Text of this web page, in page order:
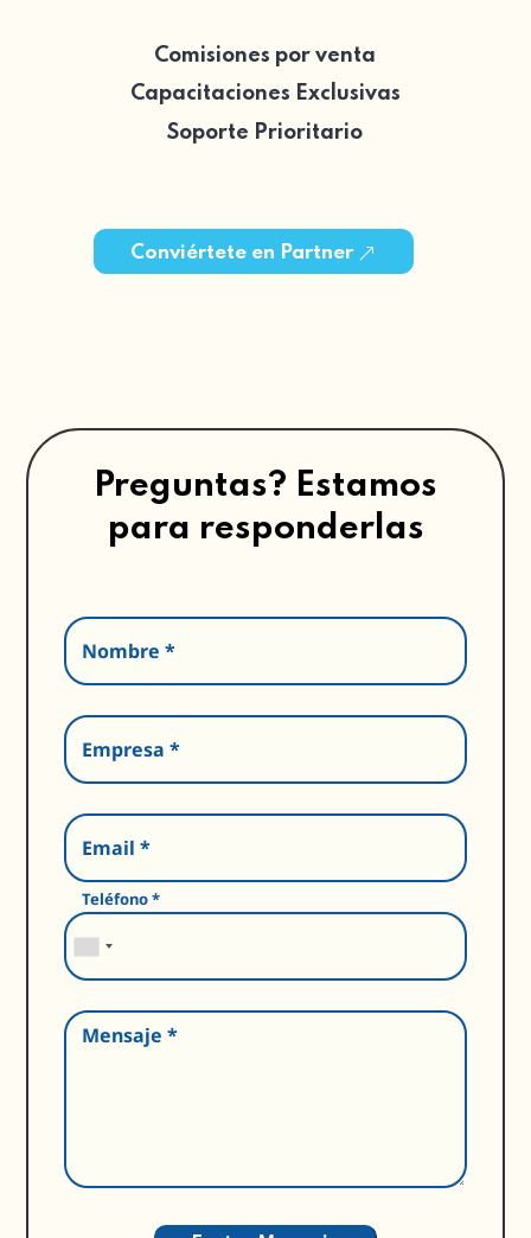
Comisiones por venta
Capacitaciones Exclusivas
Soporte Prioritario
Conviértete en Partner
Preguntas? Estamos
para responderlas
Nombre *
Empresa *
Email *
Teléfono *
Mensaje *